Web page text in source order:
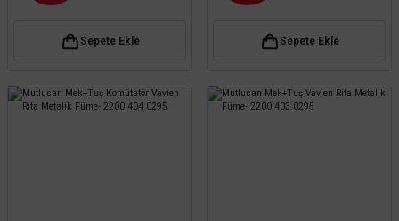
Sepete Ekle Sepete Ekle